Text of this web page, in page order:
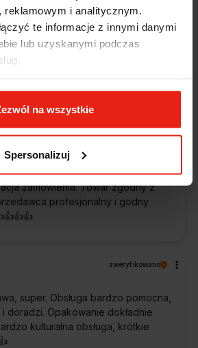
reklamowym i analitycznym.
te informacje z innymi danymi
lub uzyskanymi podczas
na wszystkie
Spersonalizuj
zweryfikowano
że ta paczka dotarła do mnie tak
Bardzo pomocna obsługa
zamówienia. Towar zgodny z
profesjonalny i godny
zweryfikowano
super. Obsługa bardzo pomocna,
doradzi. Opakowanie dokładnie
kulturalna obsługa, krótkie